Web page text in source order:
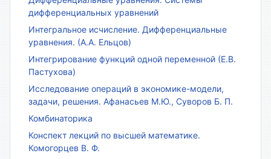
дифференциальных уравнений
Интегральное исчисление. Дифференциальные
уравнения. (А.А. Ельцов)
Интегрирование функций одной переменной (Е.В.
Пастухова)
Исследование операций в экономике-модели,
задачи, решения. Афанасьев М.Ю., Суворов Б. П.
Комбинаторика
Конспект лекций по высшей математике.
Комогорцев В. Ф.